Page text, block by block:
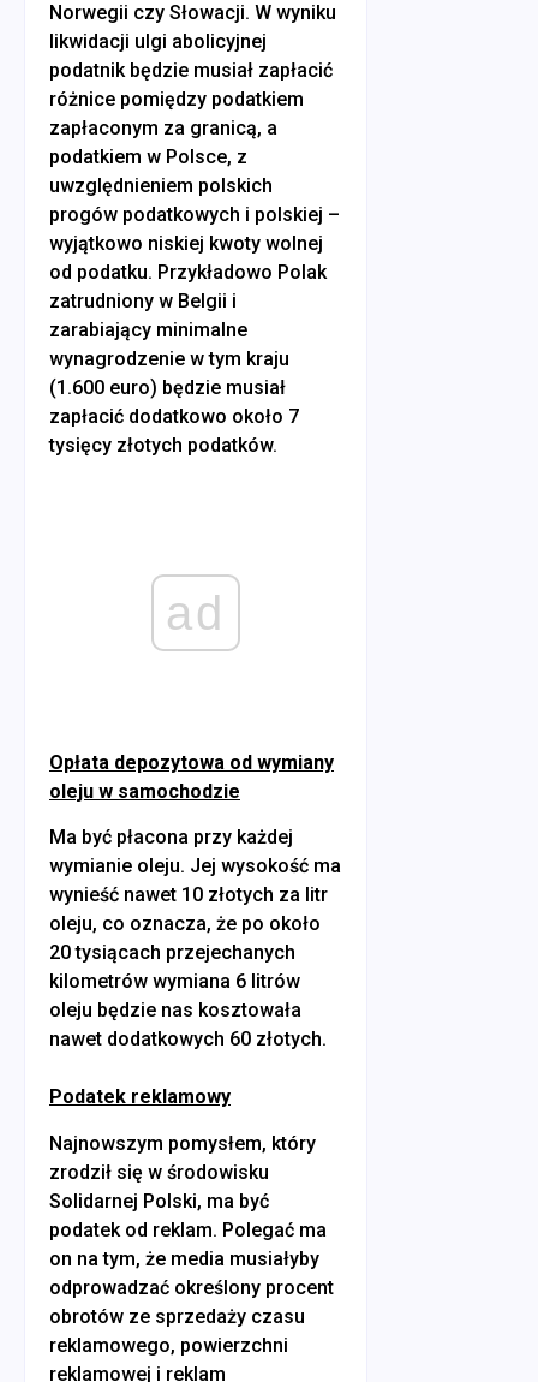
Norwegii czy Słowacji. W wyniku
likwidacji ulgi abolicyjnej
podatnik będzie musiał zapłacić
różnice pomiędzy podatkiem
zapłaconym za granicą, a
podatkiem w Polsce, z
uwzględnieniem polskich
progów podatkowych i polskiej –
wyjątkowo niskiej kwoty wolnej
od podatku. Przykładowo Polak
zatrudniony w Belgii i
zarabiający minimalne
wynagrodzenie w tym kraju
(1.600 euro) będzie musiał
zapłacić dodatkowo około 7
tysięcy złotych podatków.
ad
Opłata depozytowa od wymiany
oleju w samochodzie
Ma być płacona przy każdej
wymianie oleju. Jej wysokość ma
wynieść nawet 10 złotych za litr
oleju, co oznacza, że po około
20 tysiącach przejechanych
kilometrów wymiana 6 litrów
oleju będzie nas kosztowała
nawet dodatkowych 60 złotych.
Podatek reklamowy
Najnowszym pomysłem, który
zrodził się w środowisku
Solidarnej Polski, ma być
podatek od reklam. Polegać ma
on na tym, że media musiałyby
odprowadzać określony procent
obrotów ze sprzedaży czasu
reklamowego, powierzchni
reklamowej i reklam